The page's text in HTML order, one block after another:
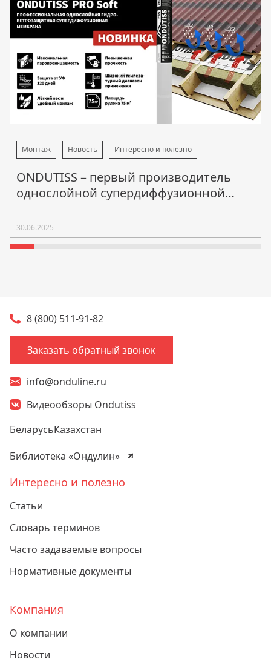
Монтаж Новость Интересно и полезно
ONDUTISS – первый производитель
однослойной супердиффузионной
30.06.2025
8 (800) 511-91-82
Заказать обратный звонок
info@onduline.ru
Видеообзоры Ondutiss
БеларусьКазахстан
Библиотека «Ондулин»
Интересно и полезно
Статьи
Словарь терминов
Часто задаваемые вопросы
Нормативные документы
Компания
О компании
Новости